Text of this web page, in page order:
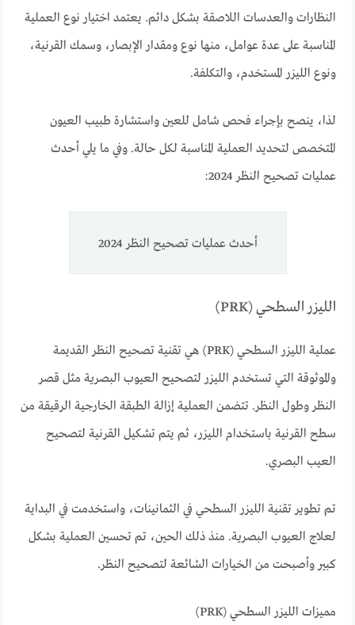
النظارات والعدسات اللاصقة بشكل دائم. يعتمد اختيار نوع العملية
المناسبة على عدة عوامل، منها نوع ومقدار الإبصار، وسمك القرنية،
ونوع الليزر المستخدم، والتكلفة.
لذا، ينصح بإجراء فحص شامل للعين واستشارة طبيب العيون
المتخصص لتحديد العملية المناسبة لكل حالة. وفي ما يلي أحدث
عمليات تصحيح النظر 2024:
أحدث عمليات تصحيح النظر 2024
الليزر السطحي (PRK)
عملية الليزر السطحي (PRK) هي تقنية تصحيح النظر القديمة
والموثوقة التي تستخدم الليزر لتصحيح العيوب البصرية مثل قصر
النظر وطول النظر. تتضمن العملية إزالة الطبقة الخارجية الرقيقة من
سطح القرنية باستخدام الليزر، ثم يتم تشكيل القرنية لتصحيح
العيب البصري.
تم تطوير تقنية الليزر السطحي في الثمانينات، واستخدمت في البداية
لعلاج العيوب البصرية. منذ ذلك الحين، تم تحسين العملية بشكل
كبير وأصبحت من الخيارات الشائعة لتصحيح النظر.
مميزات الليزر السطحي (PRK)